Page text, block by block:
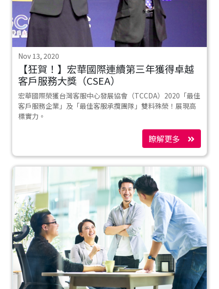
Nov 13, 2020
【狂賀！】宏華國際連續第三年獲得卓越
客戶服務大獎（CSEA）
宏華國際榮獲台灣客服中心發展協會（TCCDA）2020「最佳
客戶服務企業」及「最佳客服承攬團隊」雙料殊榮！展現高
標實力。
瞭解更多